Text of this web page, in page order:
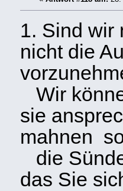
1. Sind wir
nicht die
Wir
sie
mahnen
die
das Sie